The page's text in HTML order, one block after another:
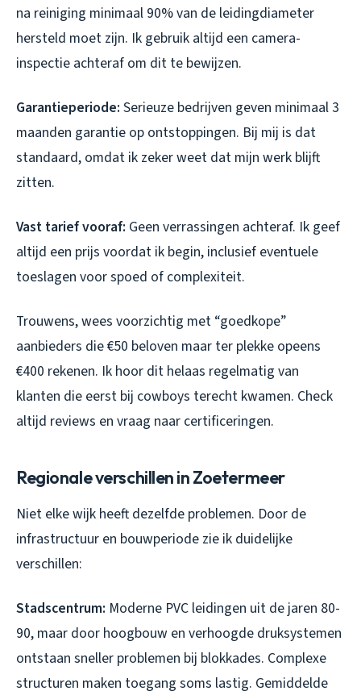
na reiniging minimaal 90% van de leidingdiameter
hersteld moet zijn. Ik gebruik altijd een camera-
inspectie achteraf om dit te bewijzen.
Garantieperiode: Serieuze bedrijven geven minimaal 3
maanden garantie op ontstoppingen. Bij mij is dat
standaard, omdat ik zeker weet dat mijn werk blijft
zitten.
Vast tarief vooraf: Geen verrassingen achteraf. Ik geef
altijd een prijs voordat ik begin, inclusief eventuele
toeslagen voor spoed of complexiteit.
Trouwens, wees voorzichtig met “goedkope”
aanbieders die €50 beloven maar ter plekke opeens
€400 rekenen. Ik hoor dit helaas regelmatig van
klanten die eerst bij cowboys terecht kwamen. Check
altijd reviews en vraag naar certificeringen.
Regionale verschillen in Zoetermeer
Niet elke wijk heeft dezelfde problemen. Door de
infrastructuur en bouwperiode zie ik duidelijke
verschillen:
Stadscentrum: Moderne PVC leidingen uit de jaren 80-
90, maar door hoogbouw en verhoogde druksystemen
ontstaan sneller problemen bij blokkades. Complexe
structuren maken toegang soms lastig. Gemiddelde